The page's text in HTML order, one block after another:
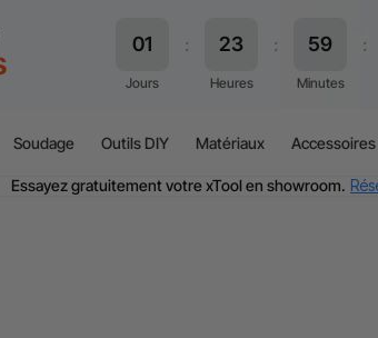
Soudage Outils DIY Matériaux Accessoires
Essayez gratuitement votre xTool en showroom.